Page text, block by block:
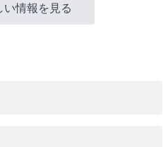
い情報を見る